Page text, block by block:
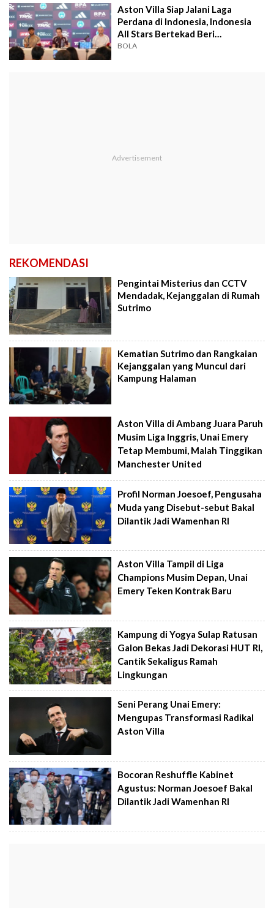
Aston Villa Siap Jalani Laga
Perdana di Indonesia, Indonesia
All Stars Bertekad Beri
Perlawanan
BOLA
REKOMENDASI
Pengintai Misterius dan CCTV
Mendadak, Kejanggalan di Rumah
Sutrimo
Kematian Sutrimo dan Rangkaian
Kejanggalan yang Muncul dari
Kampung Halaman
Aston Villa di Ambang Juara Paruh
Musim Liga Inggris, Unai Emery
Tetap Membumi, Malah Tinggikan
Manchester United
Profil Norman Joesoef, Pengusaha
Muda yang Disebut-sebut Bakal
Dilantik Jadi Wamenhan RI
Aston Villa Tampil di Liga
Champions Musim Depan, Unai
Emery Teken Kontrak Baru
Kampung di Yogya Sulap Ratusan
Galon Bekas Jadi Dekorasi HUT RI,
Cantik Sekaligus Ramah
Lingkungan
Seni Perang Unai Emery:
Mengupas Transformasi Radikal
Aston Villa
Bocoran Reshuffle Kabinet
Agustus: Norman Joesoef Bakal
Dilantik Jadi Wamenhan RI